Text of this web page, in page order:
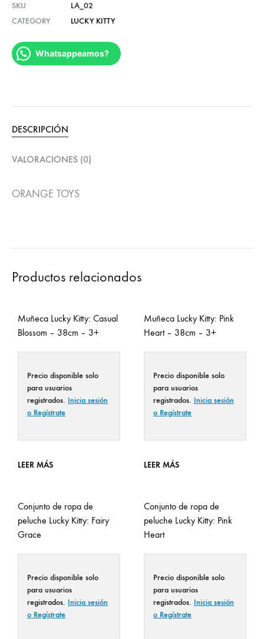
SKU
LA_02
CATEGORY
LUCKY KITTY
Whatsappeamos?
DESCRIPCIÓN
VALORACIONES (0)
ORANGE TOYS
Productos relacionados
Muñeca Lucky Kitty: Casual
Blossom – 38cm – 3+
Precio disponible solo
para usuarios
registrados. Inicia sesión
o Regístrate
LEER MÁS
Muñeca Lucky Kitty: Pink
Heart – 38cm – 3+
Precio disponible solo
para usuarios
registrados. Inicia sesión
o Regístrate
LEER MÁS
Conjunto de ropa de
peluche Lucky Kitty: Fairy
Grace
Precio disponible solo
para usuarios
registrados. Inicia sesión
o Regístrate
Conjunto de ropa de
peluche Lucky Kitty: Pink
Heart
Precio disponible solo
para usuarios
registrados. Inicia sesión
o Regístrate